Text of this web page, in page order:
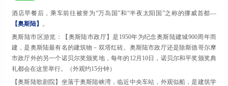
酒店早餐后，乘车前往被誉为“万岛国”和“半夜太阳国”之称的挪威首都—
【奥斯陆】 。
奥斯陆市区游览：【奥斯陆市政厅】是 1950年为纪念奥斯陆建城900周年而
建，是奥斯陆最有名的建筑物－双塔红砖。奥斯陆市政厅还是除斯德哥尔摩
市政厅外的另一个诺贝尔奖颁奖地，每年的12月10日，诺贝尔和平奖颁奖典
礼都会在这里举行。（外观约15分钟）
【奥斯陆歌剧院】坐落于奥斯陆峡湾，临近中央车站，外观似船，是建筑学